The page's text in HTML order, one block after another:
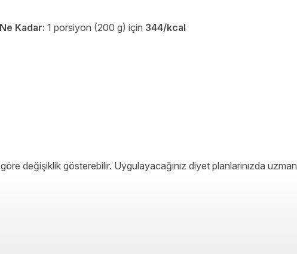
Kadar: 1 porsiyon (200 g) için 344/kcal
değişiklik gösterebilir. Uygulayacağınız diyet planlarınızda uzman